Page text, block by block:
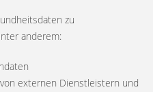
zu
anderem:
externen Dienstleistern und